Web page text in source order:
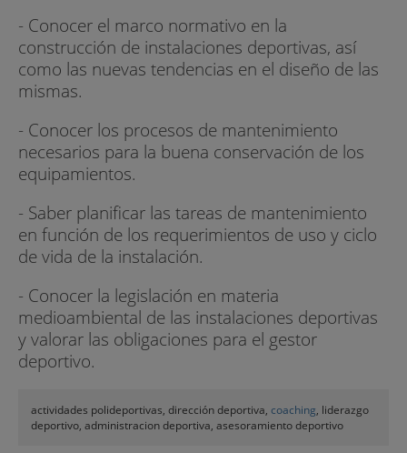
- Conocer el marco normativo en la
construcción de instalaciones deportivas, así
como las nuevas tendencias en el diseño de las
mismas.
- Conocer los procesos de mantenimiento
necesarios para la buena conservación de los
equipamientos.
- Saber planificar las tareas de mantenimiento
en función de los requerimientos de uso y ciclo
de vida de la instalación.
- Conocer la legislación en materia
medioambiental de las instalaciones deportivas
y valorar las obligaciones para el gestor
deportivo.
actividades polideportivas, dirección deportiva, coaching, liderazgo
deportivo, administracion deportiva, asesoramiento deportivo